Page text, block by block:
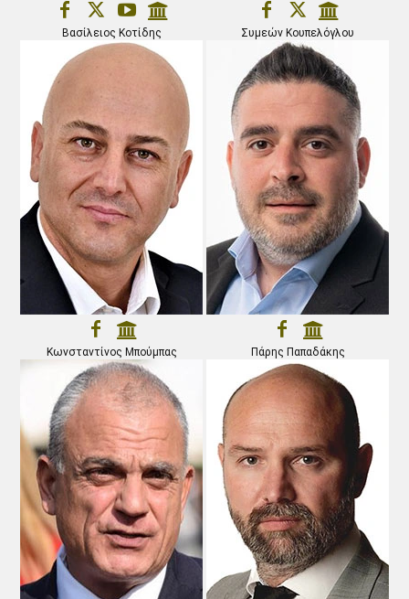
Βασίλειος Κοτίδης Συμεών Κουπελόγλου
Κωνσταντίνος Μπούμπας Πάρης Παπαδάκης